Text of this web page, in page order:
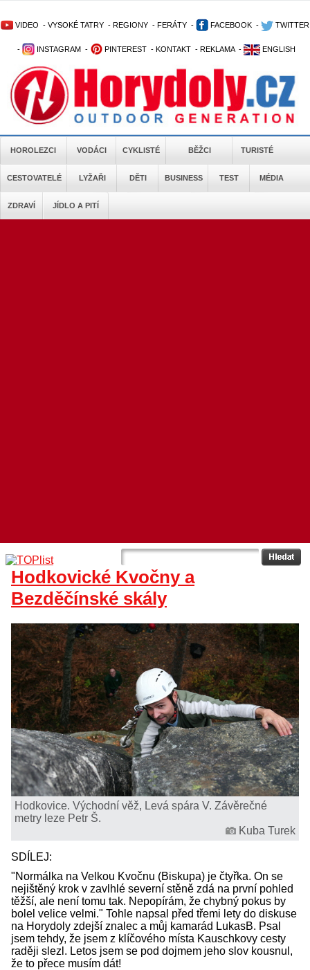
VIDEO - VYSOKÉ TATRY - REGIONY - FERÁTY - FACEBOOK - TWITTER
- INSTAGRAM - PINTEREST - KONTAKT - REKLAMA - ENGLISH
HOROLEZCI VODÁCI CYKLISTÉ BĚŽCI TURISTÉ
CESTOVATELÉ LYŽAŘI DĚTI BUSINESS TEST MÉDIA
ZDRAVÍ JÍDLO A PITÍ
Hodkovické Kvočny a
Bezděčínské skály
Hodkovice. Východní věž, Levá spára V. Závěrečné
metry leze Petr Š.
Kuba Turek
SDÍLEJ:
"Normálka na Velkou Kvočnu (Biskupa) je čtyřka. On se
nejištěný krok v zavlhlé severní stěně zdá na první pohled
těžší, ale není tomu tak. Nepopírám, že chybný pokus by
bolel velice velmi." Tohle napsal před třemi lety do diskuse
na Horydoly zdejší znalec a můj kamarád LukasB. Psal
jsem tehdy, že jsem z klíčového místa Kauschkovy cesty
raději slezl. Letos jsem se pod dojmem jeho slov kousnul,
že to přece musím dát!